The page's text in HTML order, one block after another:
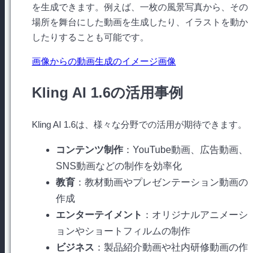
を生成できます。例えば、一枚の風景写真から、その
場所を舞台にした動画を生成したり、イラストを動か
したりすることも可能です。
画像からの動画生成のイメージ画像
Kling AI 1.6の活用事例
Kling AI 1.6は、様々な分野での活用が期待できます。
コンテンツ制作 ：YouTube動画、広告動画、
SNS動画などの制作を効率化
教育 ：教材動画やプレゼンテーション動画の
作成
エンターテイメント ：オリジナルアニメーシ
ョンやショートフィルムの制作
ビジネス ：製品紹介動画や社内研修動画の作